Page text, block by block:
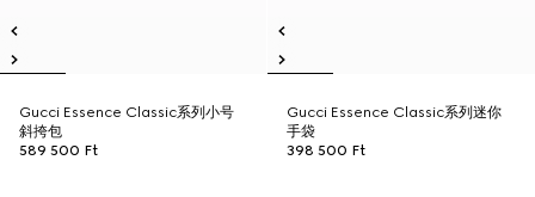
Gucci Essence Classic系列小号
斜挎包
589 500 Ft
Gucci Essence Classic系列迷你
手袋
398 500 Ft